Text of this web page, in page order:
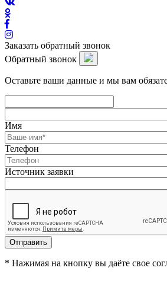
Заказать обратный звонок
Обратный звонок
Оставьте ваши данные и мы вам
Имя
Телефон
Источник заявки
Отправить
* Нажимая на кнопку вы даёте свое